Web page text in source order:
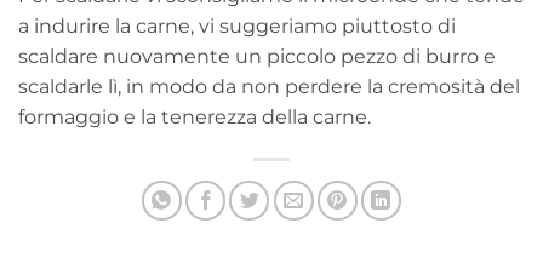
a indurire la carne, vi suggeriamo piuttosto di
scaldare nuovamente un piccolo pezzo di burro e
scaldarle lì, in modo da non perdere la cremosità del
formaggio e la tenerezza della carne.